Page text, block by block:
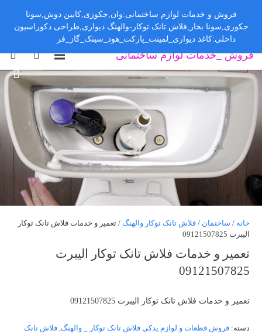
فروش _خدمات لوازم ساختمانی
خانه / ساختمان / فلاش تانک توکار والهنگ / تعمیر و خدمات فلاش تانک توکار
الیبرت 09121507825
تعمیر و خدمات فلاش تانک توکار الیبرت
09121507825
تعمیر و خدمات فلاش تانک توکار الیبرت 09121507825
دسته: فروش قطعات و لوازم یدکی فلاش تانک توکار _ والهنگ فلاش تانک
فروش و خدمات لوازم ساختمانی:وان,جکوزی,کابین دوش,سونا
جکوزی,سونا بخار,فلاش تانک توکار-والهنگ دیواری,طراحی دکوراسیون
داخلی:کاغذ دیواری_لمینت_پارکت_هود_سینک_گاز_فر